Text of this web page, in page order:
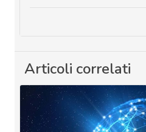
Articoli correlati